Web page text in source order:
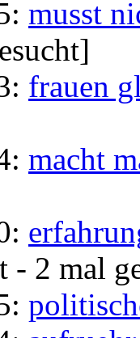
musst
frauen
macht
- 2 mal